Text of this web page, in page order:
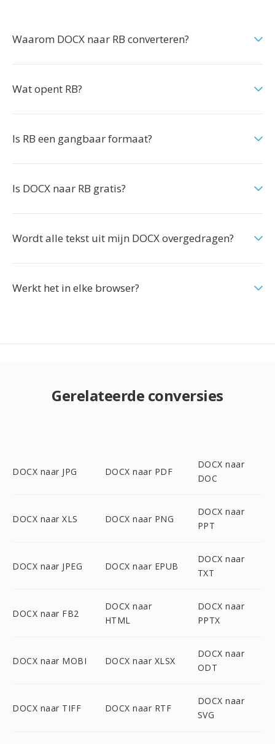
Waarom DOCX naar RB converteren?
Wat opent RB?
Is RB een gangbaar formaat?
Is DOCX naar RB gratis?
Wordt alle tekst uit mijn DOCX overgedragen?
Werkt het in elke browser?
Gerelateerde conversies
DOCX naar JPG DOCX naar PDF
DOCX naar
DOC
DOCX naar XLS DOCX naar PNG
DOCX naar
PPT
DOCX naar JPEG DOCX naar EPUB
DOCX naar
TXT
DOCX naar FB2
DOCX naar
HTML
DOCX naar
PPTX
DOCX naar MOBI DOCX naar XLSX
DOCX naar
ODT
DOCX naar TIFF DOCX naar RTF
DOCX naar
SVG